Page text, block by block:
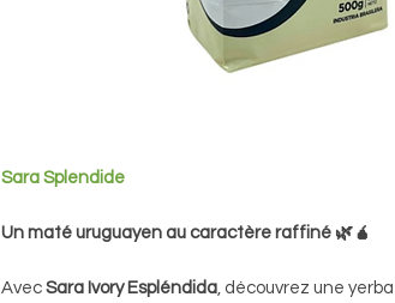
Sara Splendide
Un maté uruguayen au caractère raffiné 🌿🧉
Avec Sara Ivory Espléndida , découvrez une